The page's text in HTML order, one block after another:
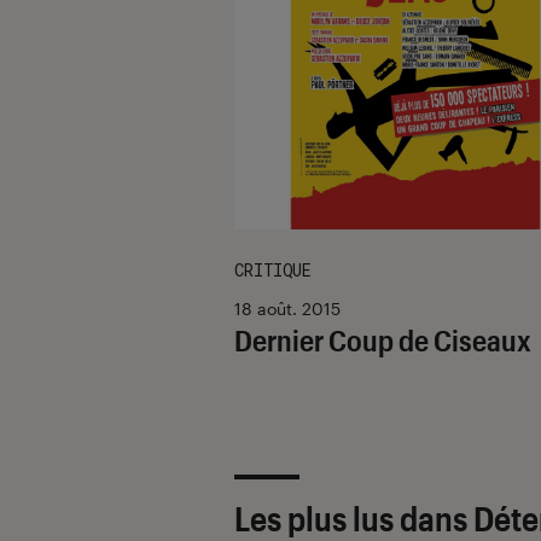
Dernier Coup de Ciseaux
CRITIQUE
18 août. 2015
Les plus lus dans